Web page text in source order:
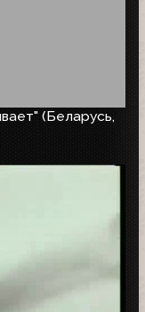
(Беларусь,